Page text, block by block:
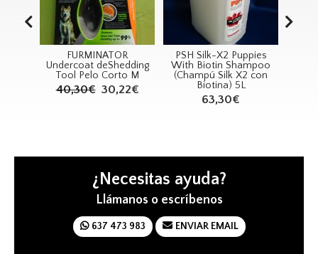
FURMINATOR
Undercoat deShedding
Tool Pelo Corto M
40,30€ 30,22€
PSH Silk-X2 Puppies
With Biotin Shampoo
(Champú Silk X2 con
Biotina) 5L
63,30€
¿Necesitas ayuda?
Llámanos o escríbenos
637 473 983 ENVIAR EMAIL